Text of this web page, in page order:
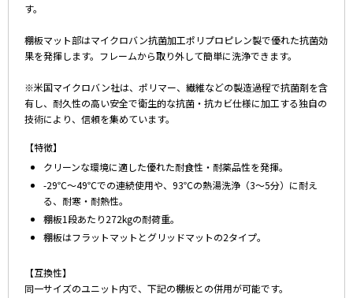
す。
棚板マット部はマイクロバン抗菌加工ポリプロピレン製で優れた抗菌効
果を発揮します。フレームから取り外して簡単に洗浄できます。
※米国マイクロバン社は、ポリマー、繊維などの製造過程で抗菌剤を含
有し、耐久性の高い安全で衛生的な抗菌・抗カビ仕様に加工する独自の
技術により、信頼を集めています。
【特徴】
クリーンな環境に適した優れた耐食性・耐薬品性を発揮。
-29℃～49℃での連続使用や、93℃の熱湯洗浄（3～5分）に耐え
る、耐寒・耐熱性。
棚板1段あたり272kgの耐荷重。
棚板はフラットマットとグリッドマットの2タイプ。
【互換性】
同一サイズのユニット内で、下記の棚板との併用が可能です。